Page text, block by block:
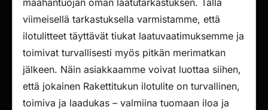
maahantuojan oman laatutarkastuksen. Tällä
viimeisellä tarkastuksella varmistamme, että
ilotulitteet täyttävät tiukat laatuvaatimuksemme ja
toimivat turvallisesti myös pitkän merimatkan
jälkeen. Näin asiakkaamme voivat luottaa siihen,
että jokainen Rakettitukun ilotulite on turvallinen,
toimiva ja laadukas – valmiina tuomaan iloa ja